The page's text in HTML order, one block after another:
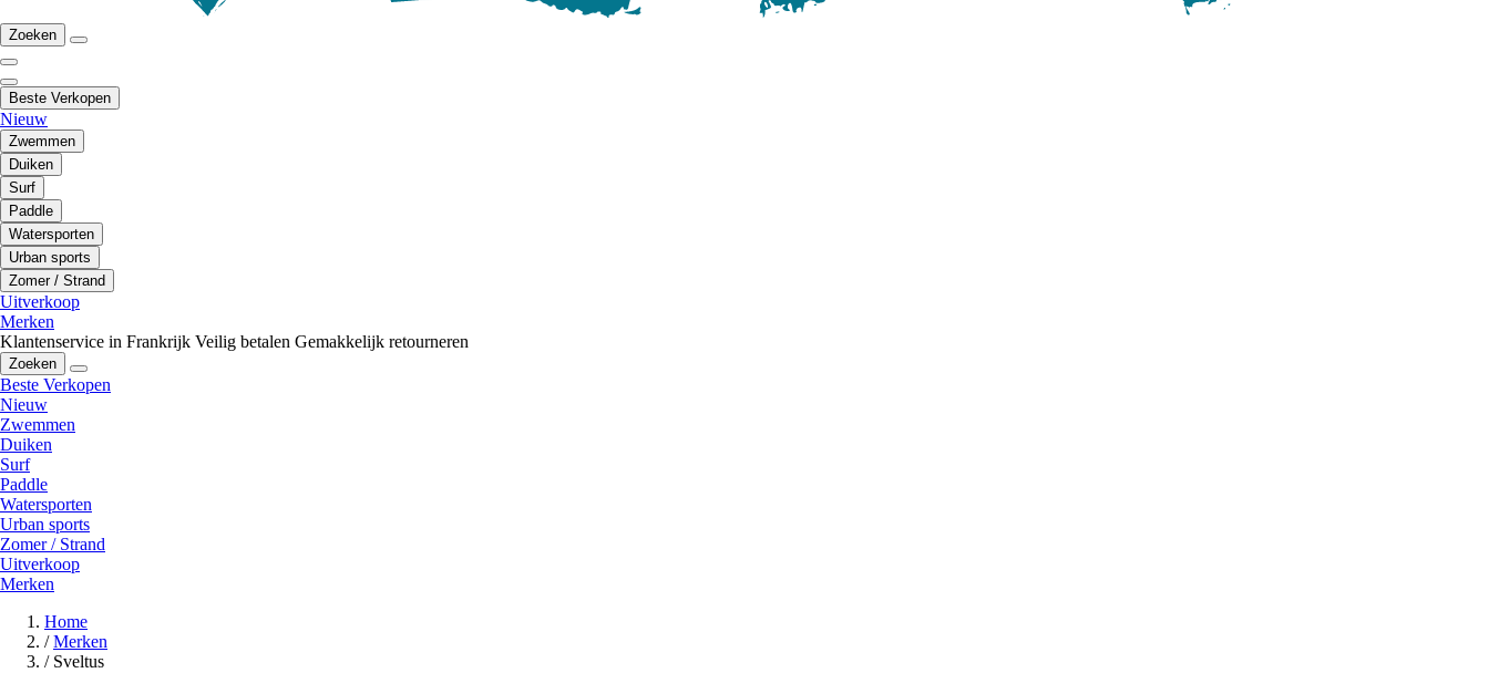
Zoeken
Beste Verkopen
Nieuw
Zwemmen
Duiken
Surf
Paddle
Watersporten
Urban sports
Zomer / Strand
Uitverkoop
Merken
Klantenservice in Frankrijk Veilig betalen Gemakkelijk retourneren
Zoeken
Beste Verkopen
Nieuw
Zwemmen
Duiken
Surf
Paddle
Watersporten
Urban sports
Zomer / Strand
Uitverkoop
Merken
Home
/ Merken
/ Sveltus